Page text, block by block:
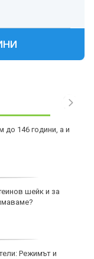
146 години, а и
шейк и за
Режимът и